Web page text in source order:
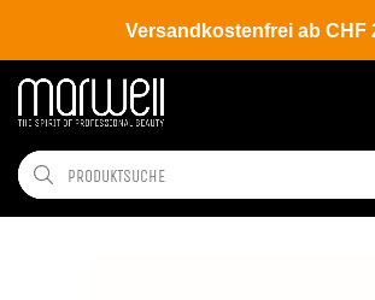
Versandkostenfrei ab CHF
Shop Brands Davines Colour